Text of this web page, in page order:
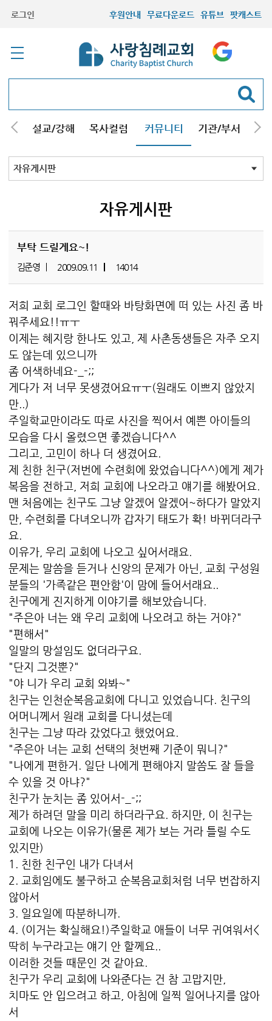
로그인 후원안내 무료다운로드 유튜브 팟캐스트
내 설교/강해 목사컬럼 커뮤니티 기관/부서 선
최근등록자료
자유게시판
자유게시판
부탁 드릴게요~!
김준영 2009.09.11 14014
저희 교회 로그인 할때와 바탕화면에 떠 있는 사진 좀 바
꿔주세요!!ㅠㅜ
이제는 혜지랑 한나도 있고, 제 사촌동생들은 자주 오지
도 않는데 있으니까
좀 어색하네요-_-;;
게다가 저 너무 못생겼어요ㅠㅜ(원래도 이쁘지 않았지
만..)
주일학교만이라도 따로 사진을 찍어서 예쁜 아이들의
모습을 다시 올렸으면 좋겠습니다^^
그리고, 고민이 하나 더 생겼어요.
제 친한 친구(저번에 수련회에 왔었습니다^^)에게 제가
복음을 전하고, 저희 교회에 나오라고 얘기를 해봤어요.
맨 처음에는 친구도 그냥 알겠어 알겠어~하다가 말았지
만, 수련회를 다녀오니까 갑자기 태도가 확! 바뀌더라구
요.
이유가, 우리 교회에 나오고 싶어서래요.
문제는 말씀을 듣거나 신앙의 문제가 아닌, 교회 구성원
분들의 '가족같은 편안함'이 맘에 들어서래요..
친구에게 진지하게 이야기를 해보았습니다.
"주은아 너는 왜 우리 교회에 나오려고 하는 거야?"
"편해서"
일말의 망설임도 없더라구요.
"단지 그것뿐?"
"야 니가 우리 교회 와봐~"
친구는 인천순복음교회에 다니고 있었습니다. 친구의
어머니께서 원래 교회를 다니셨는데
친구는 그냥 따라 갔었다고 했었어요.
"주은아 너는 교회 선택의 첫번째 기준이 뭐니?"
"나에게 편한거. 일단 나에게 편해야지 말씀도 잘 들을
수 있을 것 아냐?"
친구가 눈치는 좀 있어서-_-;;
제가 하려던 말을 미리 하더라구요. 하지만, 이 친구는
교회에 나오는 이유가(물론 제가 보는 거라 틀릴 수도
있지만)
1. 친한 친구인 내가 다녀서
2. 교회임에도 불구하고 순복음교회처럼 너무 번잡하지
않아서
3. 일요일에 따분하니까.
4. (이거는 확실해요!)주일학교 애들이 너무 귀여워서<
딱히 누구라고는 얘기 안 할께요..
이러한 것들 때문인 것 같아요.
친구가 우리 교회에 나와준다는 건 참 고맙지만,
치마도 안 입으려고 하고, 아침에 일찍 일어나지를 않아
서